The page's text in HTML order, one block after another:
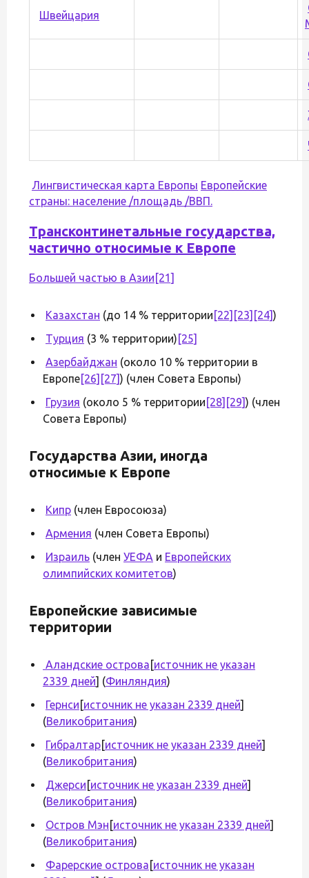
Швейцария
Лингвистическая карта Европы Европейские
страны: население /площадь /ВВП.
Трансконтинетальные государства,
частично относимые к Европе
Большей частью в Азии [21]
Казахстан (до 14 % территории [22] [23] [24])
Турция (3 % территории) [25]
Азербайджан (около 10 % территории в
Европе[26] [27]) (член Совета Европы)
Грузия (около 5 % территории [28] [29]) (член
Совета Европы)
Государства Азии, иногда
относимые к Европе
Кипр (член Евросоюза)
Армения (член Совета Европы)
Израиль (член УЕФА и Европейских
олимпийских комитетов)
Европейские зависимые
территории
Аландские острова [источник не указан
2339 дней] (Финляндия)
Гернси [источник не указан 2339 дней]
(Великобритания)
Гибралтар[источник не указан 2339 дней]
(Великобритания)
Джерси [источник не указан 2339 дней]
(Великобритания)
Остров Мэн [источник не указан 2339 дней]
(Великобритания)
Фарерские острова [источник не указан